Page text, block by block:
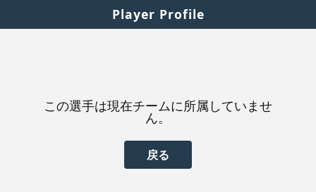
Player Profile
この選手は現在チームに所属していませ
ん。
戻る